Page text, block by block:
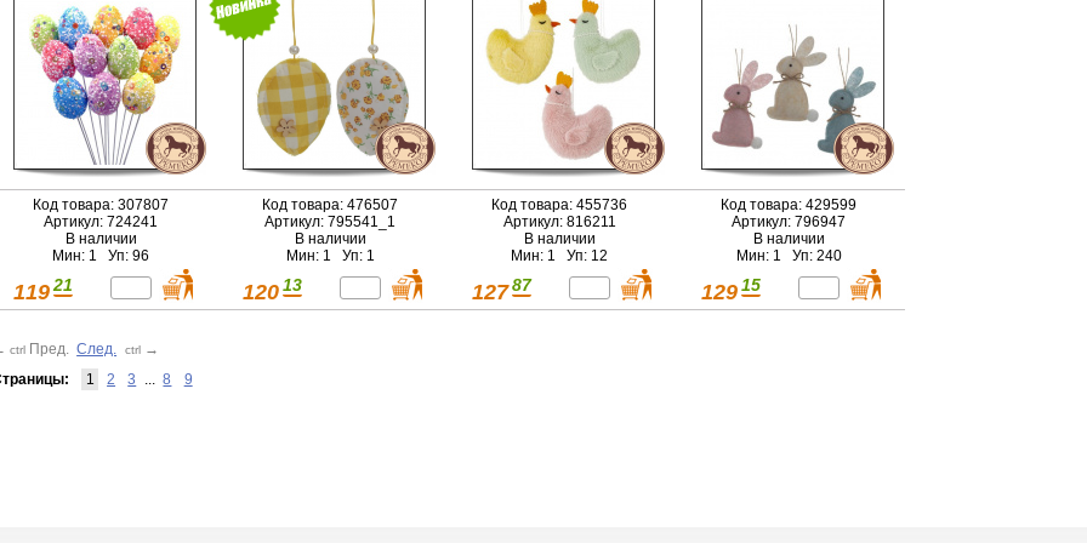
Код товара: 307807
Артикул: 724241
В наличии
Мин: 1 Уп: 96
119 21
Код товара: 476507
Артикул: 795541_1
В наличии
Мин: 1 Уп: 1
120 13
Код товара: 455736
Артикул: 816211
В наличии
Мин: 1 Уп: 12
127 87
Код товара: 429599
Артикул: 796947
В наличии
Мин: 1 Уп: 240
129 15
ctrl Пред. След. ctrl →
1 2 3 ... 8 9